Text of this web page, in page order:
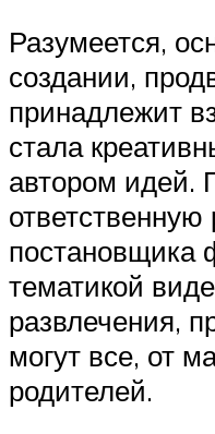
Разумеется,
создании,
принадлежит
стала
автором идей.
постановщика
тематикой
развлечения,
могут все, от
родителей.